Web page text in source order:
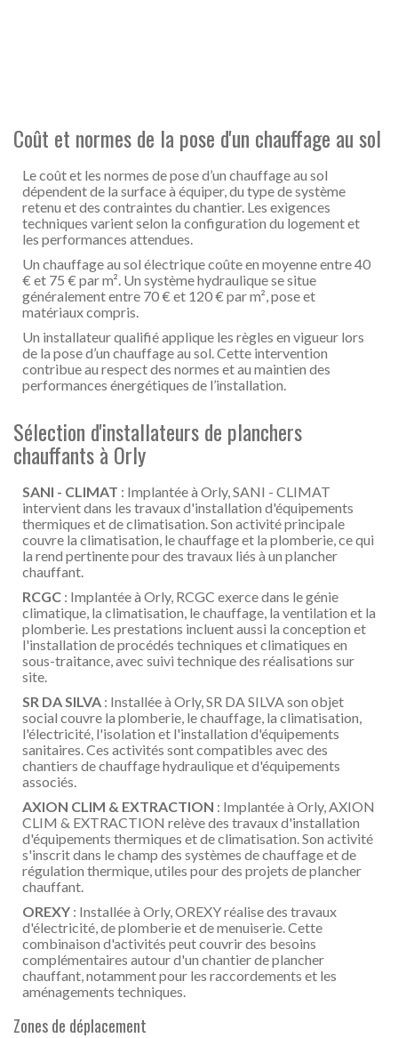
Coût et normes de la pose d'un chauffage au sol
Le coût et les normes de pose d’un chauffage au sol
dépendent de la surface à équiper, du type de système
retenu et des contraintes du chantier. Les exigences
techniques varient selon la configuration du logement et
les performances attendues.
Un chauffage au sol électrique coûte en moyenne entre 40
€ et 75 € par m². Un système hydraulique se situe
généralement entre 70 € et 120 € par m², pose et
matériaux compris.
Un installateur qualifié applique les règles en vigueur lors
de la pose d’un chauffage au sol. Cette intervention
contribue au respect des normes et au maintien des
performances énergétiques de l’installation.
Sélection d'installateurs de planchers
chauffants à Orly
SANI - CLIMAT : Implantée à Orly, SANI - CLIMAT
intervient dans les travaux d'installation d'équipements
thermiques et de climatisation. Son activité principale
couvre la climatisation, le chauffage et la plomberie, ce qui
la rend pertinente pour des travaux liés à un plancher
chauffant.
RCGC : Implantée à Orly, RCGC exerce dans le génie
climatique, la climatisation, le chauffage, la ventilation et la
plomberie. Les prestations incluent aussi la conception et
l'installation de procédés techniques et climatiques en
sous-traitance, avec suivi technique des réalisations sur
site.
SR DA SILVA : Installée à Orly, SR DA SILVA son objet
social couvre la plomberie, le chauffage, la climatisation,
l'électricité, l'isolation et l'installation d'équipements
sanitaires. Ces activités sont compatibles avec des
chantiers de chauffage hydraulique et d'équipements
associés.
AXION CLIM & EXTRACTION : Implantée à Orly, AXION
CLIM & EXTRACTION relève des travaux d'installation
d'équipements thermiques et de climatisation. Son activité
s'inscrit dans le champ des systèmes de chauffage et de
régulation thermique, utiles pour des projets de plancher
chauffant.
OREXY : Installée à Orly, OREXY réalise des travaux
d'électricité, de plomberie et de menuiserie. Cette
combinaison d'activités peut couvrir des besoins
complémentaires autour d'un chantier de plancher
chauffant, notamment pour les raccordements et les
aménagements techniques.
Zones de déplacement